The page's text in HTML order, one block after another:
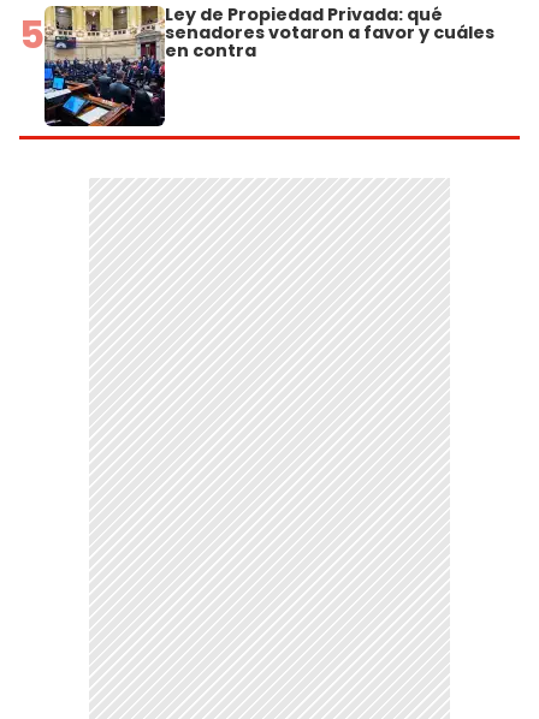
5 Ley de Propiedad Privada: qué
senadores votaron a favor y cuáles
en contra